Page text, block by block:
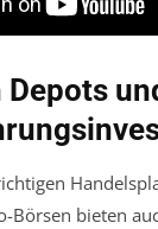
Depots
Börsen bieten